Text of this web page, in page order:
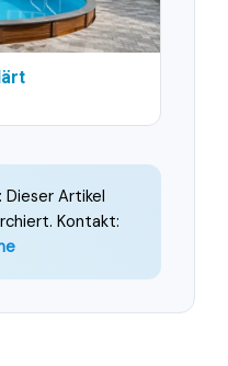
Dieser Artikel
Kontakt: